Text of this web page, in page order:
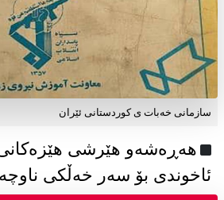
سازمانی خەبات ی كوردستانی ئێران
هەڕەشەو هێرشی
ئاخوندی بۆ سەر خەڵکی